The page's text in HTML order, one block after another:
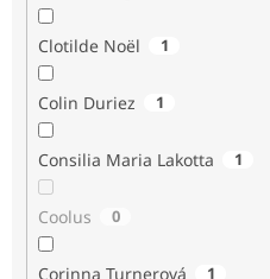
Clotilde Noël 1
Colin Duriez 1
Consilia Maria Lakotta 1
Coolus 0
Corinna Turnerová 1